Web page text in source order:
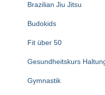
Brazilian Jiu Jitsu
Budokids
Fit über 50
Gesundheitskurs
Gymnastik